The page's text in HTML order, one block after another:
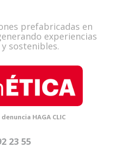
prefabricadas en
experiencias
sostenibles.
HAGA CLIC
23 55